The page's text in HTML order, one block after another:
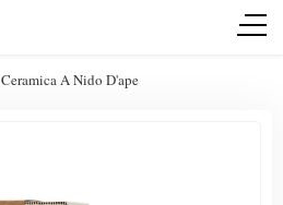
Ceramica A Nido D'ape